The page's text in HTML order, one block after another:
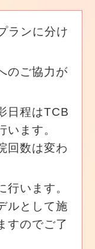
ランに分け
のご協力が
日程はTCB
います。
回数は変わ
行います。
ルとして施
すのでご了